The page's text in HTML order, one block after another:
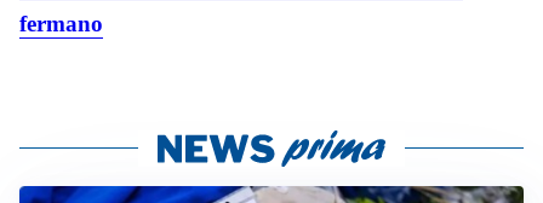
fermano